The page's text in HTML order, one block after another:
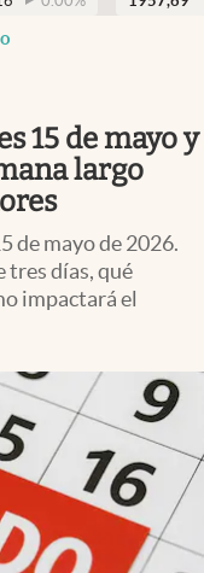
15 de mayo y
largo
de mayo de 2026.
tres días, qué
impactará el